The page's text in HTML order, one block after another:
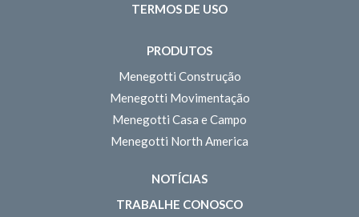
TERMOS DE USO
PRODUTOS
Menegotti Construção
Menegotti Movimentação
Menegotti Casa e Campo
Menegotti North America
NOTÍCIAS
TRABALHE CONOSCO